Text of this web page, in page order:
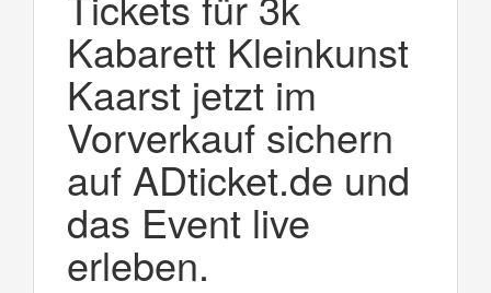
Kabarett Kleinkunst
Kaarst jetzt im
Vorverkauf sichern
auf ADticket.de und
das Event live
erleben.